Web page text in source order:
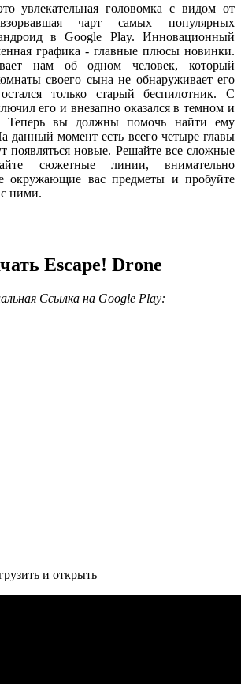
увлекательная головомка с видом от
чарт самых популярных
в Google Play. Инновационный
графика - главные плюсы новинки.
нам об одном человек, который
своего сына не обнаруживает его
только старый беспилотник. С
его и внезапно оказался в темном и
Теперь вы должны помочь найти ему
данный момент есть всего четыре главы
появляться новые. Решайте все сложные
сюжетные линии, внимательно
окружающие вас предметы и пробуйте
с ними.
Escape! Drone
Ссылка на Google Play:
и открыть